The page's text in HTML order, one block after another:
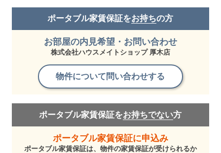
ポータブル家賃保証をお持ちの方
お部屋の内見希望・お問い合わせ
株式会社ハウスメイトショップ 厚木店
物件について問い合わせする
ポータブル家賃保証をお持ちでない方
ポータブル家賃保証に申込み
ポータブル家賃保証は、物件の家賃保証が受けられるか